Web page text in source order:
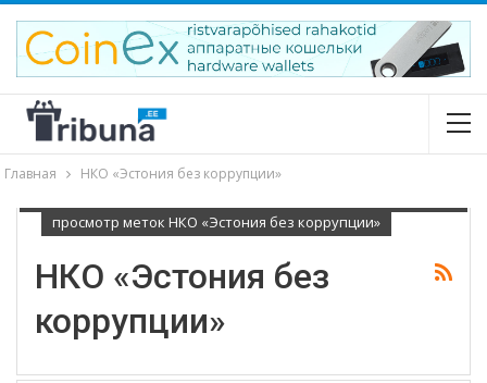
Главная НКО «Эстония без коррупции»
просмотр меток НКО «Эстония без коррупции»
НКО «Эстония без
коррупции»